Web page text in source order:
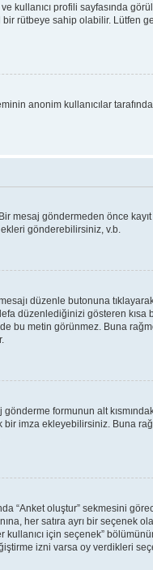
kullanıcı profili sayfasında
bir rütbeye sahip olabilir. Lütfen
anonim kullanıcılar
mesaj göndermeden önce
gönderebilirsiniz, v.b.
düzenle butonuna
düzenlediğinizi gösteren kısa
bu metin görünmez. Buna
formunun alt
bir imza ekleyebilirsiniz. Buna
“Anket oluştur” sekmesini
her satıra ayrı bir seçenek
kullanıcı için seçenek”
izni varsa oy verdikleri